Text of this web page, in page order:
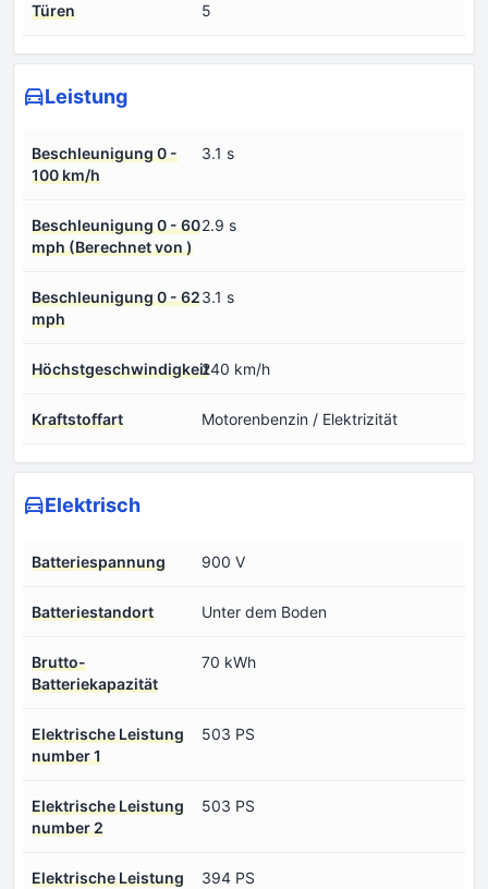
Türen 5
Leistung
Beschleunigung 0 -
100 km/h
3.1 s
Beschleunigung 0 - 60
mph (Berechnet von )
2.9 s
Beschleunigung 0 - 62
mph
3.1 s
Höchstgeschwindigkeit240 km/h
Kraftstoffart Motorenbenzin / Elektrizität
Elektrisch
Batteriespannung 900 V
Batteriestandort Unter dem Boden
Brutto-
Batteriekapazität
70 kWh
Elektrische Leistung
number 1
503 PS
Elektrische Leistung
number 2
503 PS
Elektrische Leistung
394 PS